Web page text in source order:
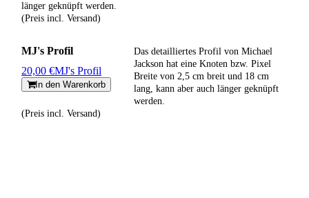
länger geknüpft werden.
(Preis incl. Versand)
MJ's Profil
20,00 €MJ's Profil
In den Warenkorb
Das detailliertes Profil von Michael
Jackson hat eine Knoten bzw. Pixel
Breite von 2,5 cm breit und 18 cm
lang, kann aber auch länger geknüpft
werden.
(Preis incl. Versand)